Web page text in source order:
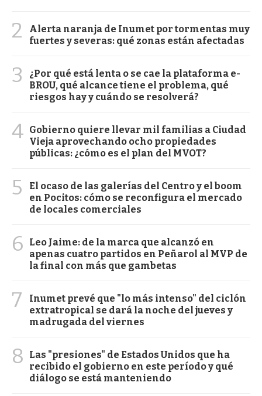
2
Alerta naranja de Inumet por tormentas muy
fuertes y severas: qué zonas están afectadas
3
¿Por qué está lenta o se cae la plataforma e-
BROU, qué alcance tiene el problema, qué
riesgos hay y cuándo se resolverá?
4 Gobierno quiere llevar mil familias a Ciudad
Vieja aprovechando ocho propiedades
públicas: ¿cómo es el plan del MVOT?
5
El ocaso de las galerías del Centro y el boom
en Pocitos: cómo se reconfigura el mercado
de locales comerciales
6
Leo Jaime: de la marca que alcanzó en
apenas cuatro partidos en Peñarol al MVP de
la final con más que gambetas
7
Inumet prevé que "lo más intenso" del ciclón
extratropical se dará la noche del jueves y
madrugada del viernes
8
Las "presiones" de Estados Unidos que ha
recibido el gobierno en este período y qué
diálogo se está manteniendo